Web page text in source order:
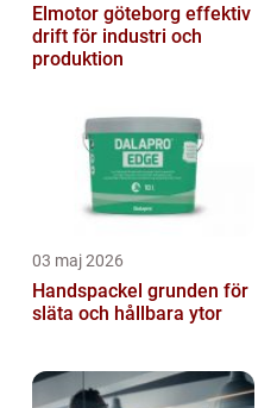
Elmotor göteborg effektiv
drift för industri och
produktion
03 maj 2026
Handspackel grunden för
släta och hållbara ytor